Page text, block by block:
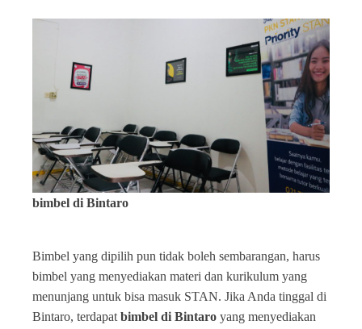
bimbel di Bintaro
Bimbel yang dipilih pun tidak boleh sembarangan, harus
bimbel yang menyediakan materi dan kurikulum yang
menunjang untuk bisa masuk STAN. Jika Anda tinggal di
Bintaro, terdapat bimbel di Bintaro yang menyediakan